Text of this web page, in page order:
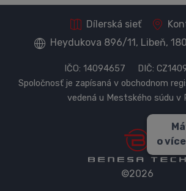
Dílerská sieť
Heydukova 896/11, Libeň,
IČO: 14094657 DIČ:
Spoločnosť je zapísaná v obchodnom
vedená u Mestského súdu v
©2026
o